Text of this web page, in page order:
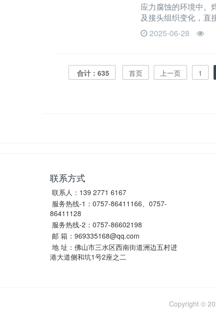
应力腐蚀的环境中。
及接头组织变化，直
2025-06-28
合计：635 首页 上一页 1
联系方式
联系人：139 2771 6167
服务热线-1：0757-86411166、0757-
86411128
服务热线-2：0757-86602198
邮 箱：969335168@qq.com
地 址：佛山市三水区西南街道洲边五村进
港大道侧和坑1号2座之二
Copyright ©